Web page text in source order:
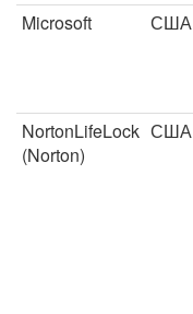
Microsoft США
NortonLifeLock
(Norton)
США